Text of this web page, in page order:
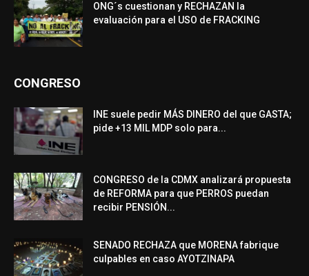
ONG´s cuestionan y RECHAZAN la
evaluación para el USO de FRACKING
CONGRESO
INE suele pedir MÁS DINERO del que GASTA;
pide +13 MIL MDP solo para...
CONGRESO de la CDMX analizará propuesta
de REFORMA para que PERROS puedan
recibir PENSIÓN...
SENADO RECHAZA que MORENA fabrique
culpables en caso AYOTZINAPA